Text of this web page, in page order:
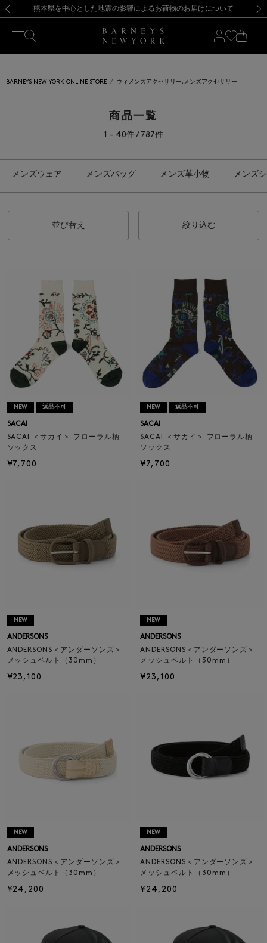
新規登録のお客様も対象！＜MY BARNEYS＞会員のお客様は11,000円（税込）以上のお買上げで常時送料無料！お買い物の際は会員登録を！
【夏季休業に伴う出荷一時停止のお知らせ】(2026.8.7) 【オンラインストア カスタマーセンター夏季休業に関するお知らせ】（2026.8.7）【夏季休業に伴う返品・交換承り一時停止のお知らせ】（2026.8.5）
熊本県を中心とした地震の影響によるお荷物のお届けについて
【開催中】SUMMER SALEのご案内・ご注意事項 新規登録のお客様も対象！＜MY BARNEYS＞会員のお客様は11,000円（税込）以上のお買上げで常時送料無料！お買い物の際は会員登録を！
【夏季休業に伴う出荷一時停止のお知らせ】(2026.8.7)
BARNEYS NEW YORK ONLINE STORE ウィメンズアクセサリー,メンズアクセサリー
商品一覧
1 - 40件 / 787件
メンズウェア メンズバッグ メンズ革小物 メンズ
並び替え 絞り込む
NEW 返品不可
SACAI
SACAI ＜サカイ＞ フローラル柄
ソックス
¥7,700
NEW 返品不可
SACAI
SACAI ＜サカイ＞ フローラル柄
ソックス
¥7,700
NEW
ANDERSONS
ANDERSONS＜アンダーソンズ＞
メッシュベルト（30mm）
¥23,100
NEW
ANDERSONS
ANDERSONS＜アンダーソンズ＞
メッシュベルト（30mm）
¥23,100
NEW
ANDERSONS
ANDERSONS＜アンダーソンズ＞
メッシュベルト（30mm）
¥24,200
NEW
ANDERSONS
ANDERSONS＜アンダーソンズ＞
メッシュベルト（30mm）
¥24,200